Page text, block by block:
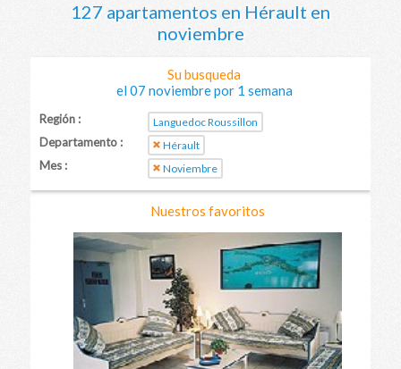
127 apartamentos en Hérault en
noviembre
Su busqueda
el 07 noviembre por 1 semana
Región : Languedoc Roussillon
Departamento : Hérault
Mes : Noviembre
Nuestros favoritos